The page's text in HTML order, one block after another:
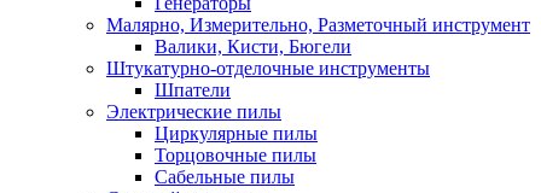
Малярно, Измерительно, Разметочный инструмент
Валики, Кисти, Бюгели
Штукатурно-отделочные инструменты
Шпатели
Электрические пилы
Циркулярные пилы
Торцовочные пилы
Сабельные пилы